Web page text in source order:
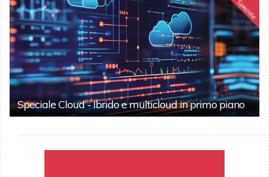
Speciale
Speciale Cloud - Ibrido e multicloud in primo piano